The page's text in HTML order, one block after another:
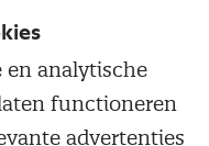
en analytische
functioneren
advertenties